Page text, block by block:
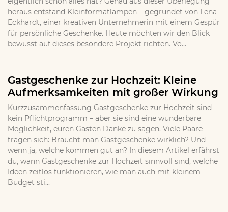
heraus entstand Kleinformatlampen – gegründet von Lena
Eckhardt, einer kreativen Unternehmerin mit einem Gespür
für persönliche Geschenke. Heute möchten wir den Blick
bewusst auf dieses besondere Projekt richten. Vo...
Gastgeschenke zur Hochzeit: Kleine
Aufmerksamkeiten mit großer Wirkung
Kurzzusammenfassung Gastgeschenke zur Hochzeit sind
kein Pflichtprogramm – aber sie sind eine wunderbare
Möglichkeit, euren Gästen Danke zu sagen. Viele Paare
fragen sich: Braucht man Gastgeschenke wirklich? Und
wenn ja, welche kommen gut an? In diesem Artikel erfährst
du, wann Gastgeschenke zur Hochzeit sinnvoll sind, welche
Ideen zeitlos funktionieren, wie man auch mit kleinem
Budget sti...